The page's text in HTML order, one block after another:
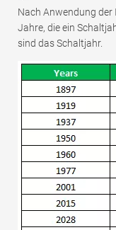
Nach Anwendung der
Jahre, die ein
sind das Schaltjahr.